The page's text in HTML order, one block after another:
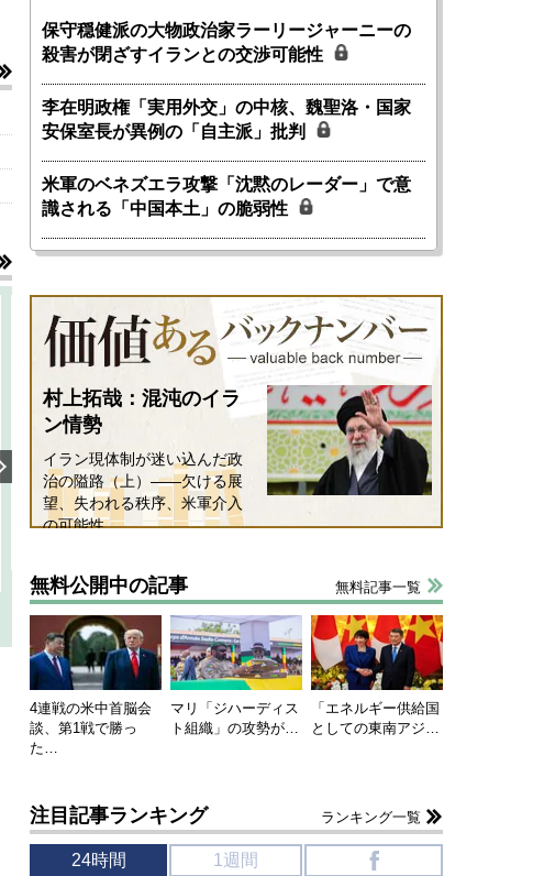
韓国にも理解してほしい「極東
1905年体制」における日米韓安
全保障協力の意味
千々和泰明
ホルムズ海峡危機で加速したエ
ネルギー転換が「中国依存」に
小山堅
保守穏健派の大物政治家ラーリージャーニーの
殺害が閉ざすイランとの交渉可能性
李在明政権「実用外交」の中核、魏聖洛・国家
安保室長が異例の「自主派」批判
米軍のベネズエラ攻撃「沈黙のレーダー」で意
識される「中国本土」の脆弱性
村上拓哉：混沌のイラ
ン情勢
イラン現体制が迷い込んだ政
治の隘路（上）――欠ける展
望、失われる秩序、米軍介入
の可能性
無料公開中の記事 無料記事一覧
4連戦の米中首脳会
談、第1戦で勝っ
た…
マリ「ジハーディス
ト組織」の攻勢が…
「エネルギー供給国
としての東南アジ…
注目記事ランキング ランキング一覧
24時間 1週間